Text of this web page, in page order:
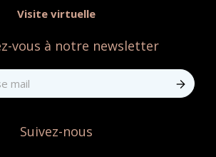
Visite virtuelle
vous à notre newsletter
Suivez-nous